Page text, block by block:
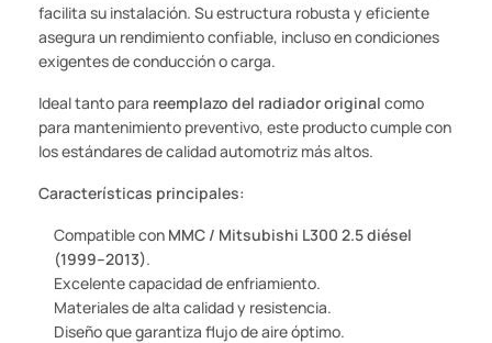
facilita su instalación. Su estructura robusta y eficiente
asegura un rendimiento confiable, incluso en condiciones
exigentes de conducción o carga.
Ideal tanto para reemplazo del radiador original como
para mantenimiento preventivo, este producto cumple con
los estándares de calidad automotriz más altos.
Características principales:
Compatible con MMC / Mitsubishi L300 2.5 diésel
(1999–2013).
Excelente capacidad de enfriamiento.
Materiales de alta calidad y resistencia.
Diseño que garantiza flujo de aire óptimo.